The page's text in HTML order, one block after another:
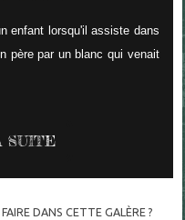
enfant lorsqu'il assiste dans
père par un blanc qui venait
SUITE
DANS CETTE GALÈRE ?